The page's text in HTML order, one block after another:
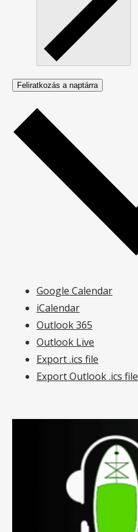
Feliratkozás a naptárra
Google Calendar
iCalendar
Outlook 365
Outlook Live
Export .ics file
Export Outlook .ics file